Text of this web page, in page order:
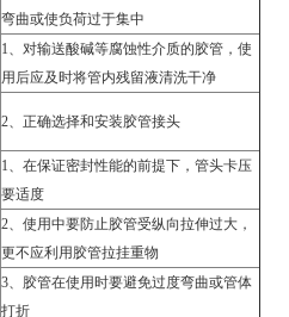
弯曲或使负荷过于集中
1、对输送酸碱等腐蚀性介质的胶管，使
用后应及时将管内残留液清洗干净
2、正确选择和安装胶管接头
1、在保证密封性能的前提下，管头卡压
要适度
2、使用中要防止胶管受纵向拉伸过大，
更不应利用胶管拉挂重物
3、胶管在使用时要避免过度弯曲或管体
打折